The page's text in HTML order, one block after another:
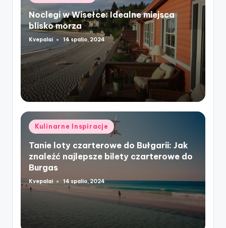
in
Noclegi w Wisełce: Idealne miejsca
blisko morza
Posted
Kvepalai 14 spalio, 2024
Posted
in
Kulinarne Inspiracje
Tanie loty czarterowe do Bułgarii: Jak
znaleźć najlepsze bilety czarterowe do
Burgas
Posted
by
Kvepalai 14 spalio, 2024